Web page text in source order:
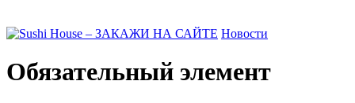
Новости
Обязательный элемент